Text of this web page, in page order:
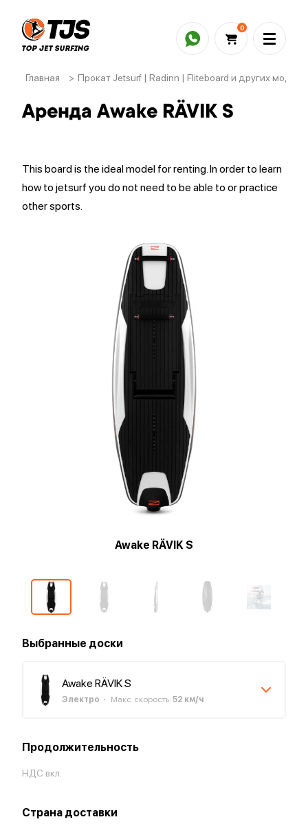
0
Главная > Прокат Jetsurf | Radinn | Fliteboard и других
Аренда Awake RÄVIK S
This board is the ideal model for renting. In order to learn
how to jetsurf you do not need to be able to or practice
other sports.
Выбранные доски
Awake RÄVIK S
Электро Макс. скорость: 52 км/ч
Продолжительность
НДС вкл.
Страна доставки
Awake RÄVIK S